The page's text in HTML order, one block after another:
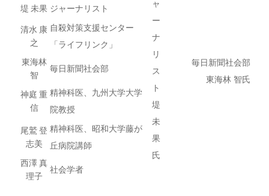
堤 未果 ジャーナリスト
清水 康
之
自殺対策支援センター
「ライフリンク」
東海林
智
毎日新聞社会部
神庭 重
信
精神科医、九州大学大学
院教授
尾鷲 登
志美
精神科医、昭和大学藤が
丘病院講師
西澤 真
理子
社会学者
ャ
ー
ナ
リ
ス
ト
堤
未
果
氏
毎日新聞社会部
東海林 智氏